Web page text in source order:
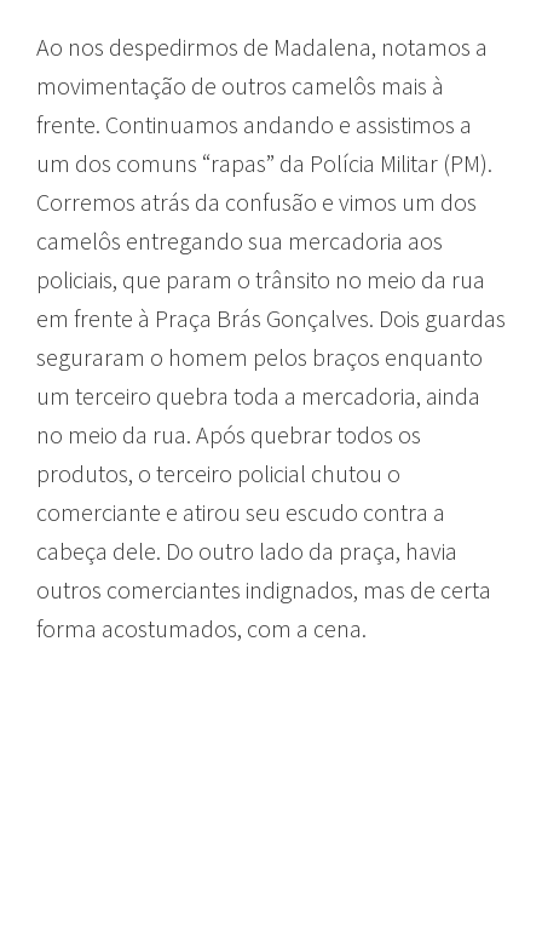
Ao nos despedirmos de Madalena, notamos a
movimentação de outros camelôs mais à
frente. Continuamos andando e assistimos a
um dos comuns “rapas” da Polícia Militar (PM).
Corremos atrás da confusão e vimos um dos
camelôs entregando sua mercadoria aos
policiais, que param o trânsito no meio da rua
em frente à Praça Brás Gonçalves. Dois guardas
seguraram o homem pelos braços enquanto
um terceiro quebra toda a mercadoria, ainda
no meio da rua. Após quebrar todos os
produtos, o terceiro policial chutou o
comerciante e atirou seu escudo contra a
cabeça dele. Do outro lado da praça, havia
outros comerciantes indignados, mas de certa
forma acostumados, com a cena.